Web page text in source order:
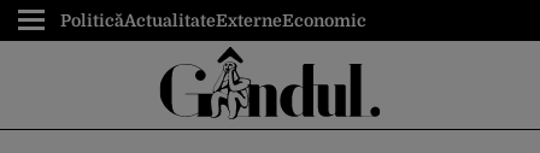
PoliticăActualitateExterneEconomic